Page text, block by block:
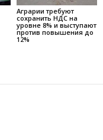
Аграрии требуют
сохранить НДС на
уровне 8% и выступают
против повышения до
12%